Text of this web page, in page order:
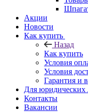
Акции
Новости
Как купить
Назад
Как купить
Условия
Условия
Гарантия и
Для юридических
Контакты
Вакансии